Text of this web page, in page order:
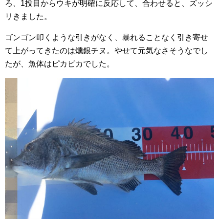
ろ、1投目からウキが明確に反応して、合わせると、ズッシ
リきました。
ゴンゴン叩くような引きがなく、暴れることなく引き寄せ
て上がってきたのは燻銀チヌ。やせて元気なさそうなでし
たが、魚体はピカピカでした。